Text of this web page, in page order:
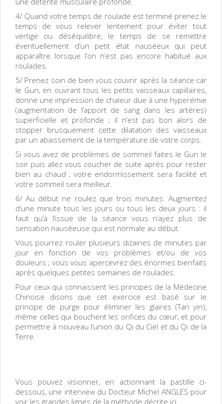
4/ Quand votre temps de roulade est terminé prenez le
temps de vous relever lentement pour éviter tout
vertige ou déséquilibre, le temps de se remettre
éventuellement d’un petit état nauséeux qui peut
apparaître lorsque l’on n’est pas encore habitué aux
roulades.
5/ Prenez soin de bien vous couvrir après la séance car
le Gun, en ouvrant tous les petits vaisseaux capillaires,
donne une impression de chaleur due à une hyperémie
(augmentation de l’apport de sang dans les artères)
superficielle et profonde ; il n’est pas bon alors de
stopper brusquement cette dilatation des vaisseaux
par un abaissement de la température de votre corps.
Si vous avez de problèmes de sommeil faites le Gun le
soir puis allez vous coucher de suite après pour rester
bien au chaud ; votre endormissement sera facilité et
votre sommeil sera meilleur.
6/ Au début ne roulez que trois minutes. Augmentez
d’une minute tous les jours ou tous les deux jours : il
faut qu’à l’issue de la séance vous n’ayez plus de
sensation nauséeuse qui est normale au début.
Vous pourrez rouler plusieurs dizaines de minutes par
jour en fonction de vos problèmes et/ou de vos
douleurs ; vous vous apercevrez des énormes bienfaits
après quelques petites semaines de roulades.
Pour ceux qui connaissent les principes de la Médecine
Chinoise disons que cet exercice est basé sur le
principe de purge pour éliminer les glaires (Tan yin),
même celles qui bouchent les orifices du cœur, et pour
permettre à nouveau l’union du Qi du Ciel et du Qi de la
Terre.
Vous pouvez visionner, en actionnant la pastille ci-
dessous, une interview du Docteur Michel ANGLES pour
voir les grandes lignes de la méthode décrite ici.